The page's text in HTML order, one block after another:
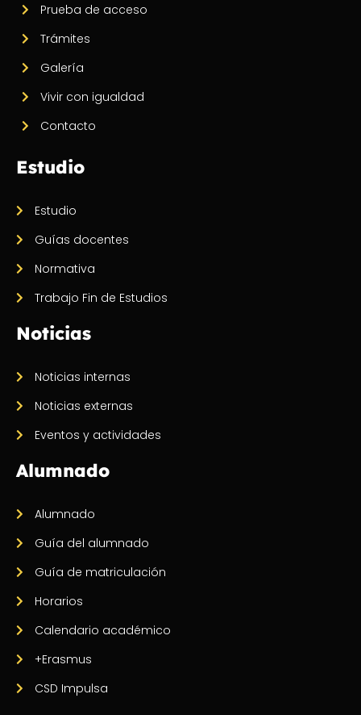
Prueba de acceso
Trámites
Galería
Vivir con igualdad
Contacto
Estudio
Estudio
Guías docentes
Normativa
Trabajo Fin de Estudios
Noticias
Noticias internas
Noticias externas
Eventos y actividades
Alumnado
Alumnado
Guía del alumnado
Guía de matriculación
Horarios
Calendario académico
+Erasmus
CSD Impulsa